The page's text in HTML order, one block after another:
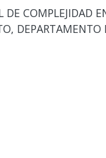
DE COMPLEJIDAD
DEPARTAMENTO